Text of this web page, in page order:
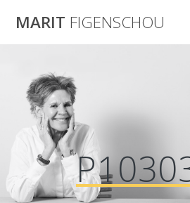
to
MARIT FIGENSCHOU